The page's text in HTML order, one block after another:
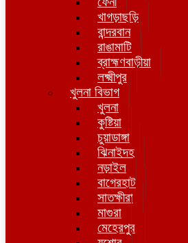
খাগড়াছড়ি
বান্দরবান
রাঙামাটি
ব্রাহ্মণবাড়ীয়া
লক্ষ্মীপুর
খুলনা বিভাগ
খুলনা
কুষ্টিয়া
চুয়াডাঙ্গা
ঝিনাইদহ
নড়াইল
বাগেরহাট
সাতক্ষীরা
মাগুরা
মেহেরপুর